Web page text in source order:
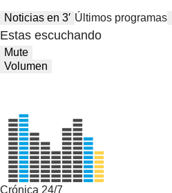
Noticias en 3′ Últimos programas
Estas escuchando
Mute
Volumen
Crónica 24/7